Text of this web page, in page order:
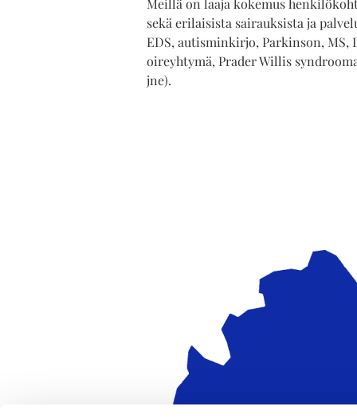
Meillä on laaja kokemus
sekä erilaisista sairauksista ja
EDS, autisminkirjo, Parkinson,
oireyhtymä, Prader Willis
jne).